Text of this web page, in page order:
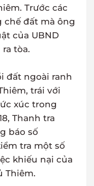
Trước các
đất mà ông
của UBND
tòa.
đất ngoài ranh
trái với
xúc trong
Thanh tra
báo số
tra một số
khiếu nại của
Thiêm.